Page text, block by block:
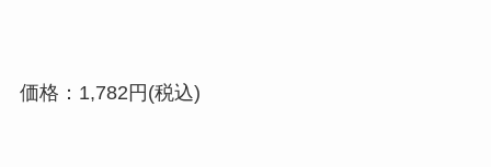
価格：1,782円(税込)